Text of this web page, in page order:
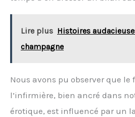
d'infirmière est parfait pour la
et autres déguisements Meilleur
costume de lingerie d'infirmière
laver délicatement à l'eau et de le
Lire plus Histoires
champagne
Nous avons pu observer que le
l’infirmière, bien ancré dans
érotique, est influencé par un